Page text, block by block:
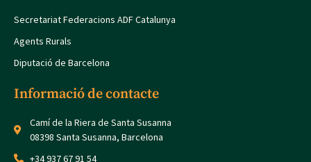
Secretariat Federacions ADF Catalunya
Agents Rurals
Diputació de Barcelona
Informació de contacte
Camí de la Riera de Santa Susanna
08398 Santa Susanna, Barcelona
+34 937 67 91 54